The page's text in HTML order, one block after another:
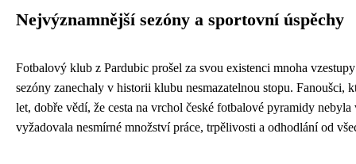
Nejvýznamnější sezóny a sportovní úspěchy
Fotbalový klub z Pardubic prošel za svou existenci mnoha
sezóny zanechaly v historii klubu nesmazatelnou stopu. Fanoušci,
let, dobře vědí, že cesta na vrchol české fotbalové pyramidy nebyla
vyžadovala nesmírné množství práce, trpělivosti a odhodlání od